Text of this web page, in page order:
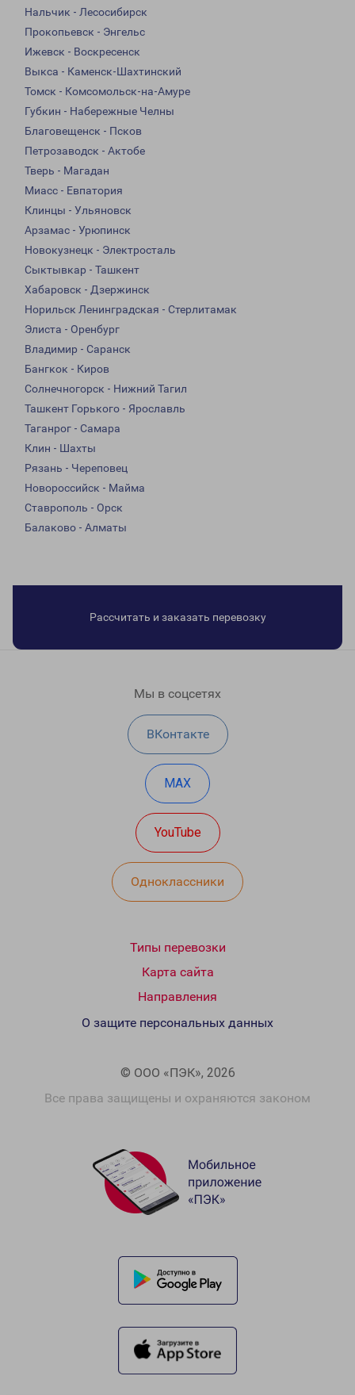
Нальчик - Лесосибирск
Прокопьевск - Энгельс
Ижевск - Воскресенск
Выкса - Каменск-Шахтинский
Томск - Комсомольск-на-Амуре
Губкин - Набережные Челны
Благовещенск - Псков
Петрозаводск - Актобе
Тверь - Магадан
Миасс - Евпатория
Клинцы - Ульяновск
Арзамас - Урюпинск
Новокузнецк - Электросталь
Сыктывкар - Ташкент
Хабаровск - Дзержинск
Норильск Ленинградская - Стерлитамак
Элиста - Оренбург
Владимир - Саранск
Бангкок - Киров
Солнечногорск - Нижний Тагил
Ташкент Горького - Ярославль
Таганрог - Самара
Клин - Шахты
Рязань - Череповец
Новороссийск - Майма
Ставрополь - Орск
Балаково - Алматы
Рассчитать и заказать перевозку
Мы в соцсетях
ВКонтакте
MAX
YouTube
Одноклассники
Типы перевозки
Карта сайта
Направления
© ООО «ПЭК», 2026
Все права защищены и охраняются законом
О защите персональных данных